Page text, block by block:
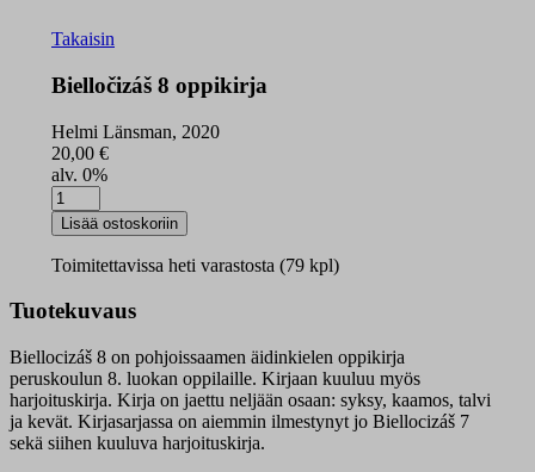
Takaisin
Bielločizáš 8 oppikirja
Helmi Länsman, 2020
20,00 €
alv. 0%
Bielločizáš
8
oppikirja
määrä
Lisää ostoskoriin
Toimitettavissa heti varastosta (79 kpl)
Tuotekuvaus
Biellocizáš 8 on pohjoissaamen äidinkielen oppikirja
peruskoulun 8. luokan oppilaille. Kirjaan kuuluu myös
harjoituskirja. Kirja on jaettu neljään osaan: syksy, kaamos, talvi
ja kevät. Kirjasarjassa on aiemmin ilmestynyt jo Biellocizáš 7
sekä siihen kuuluva harjoituskirja.